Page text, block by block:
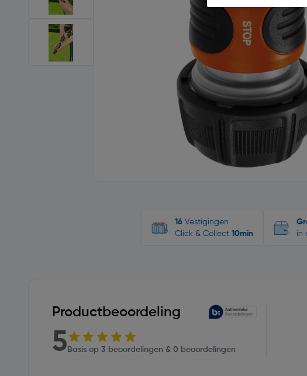
16 Vestigingen
Click & Collect 10min
in
Productbeoordeling
5 Basis op 3 beoordelingen & 0 beoordelingen